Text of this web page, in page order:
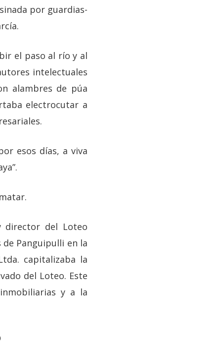
por guardias-
el paso al río y al
intelectuales
alambres de púa
electrocutar a
esos días, a viva
director del Loteo
de Panguipulli en la
capitalizaba la
del Loteo. Este
y a la